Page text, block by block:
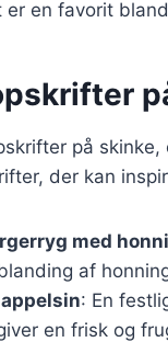
en favorit
på
der kan
med
af
: En
en frisk og